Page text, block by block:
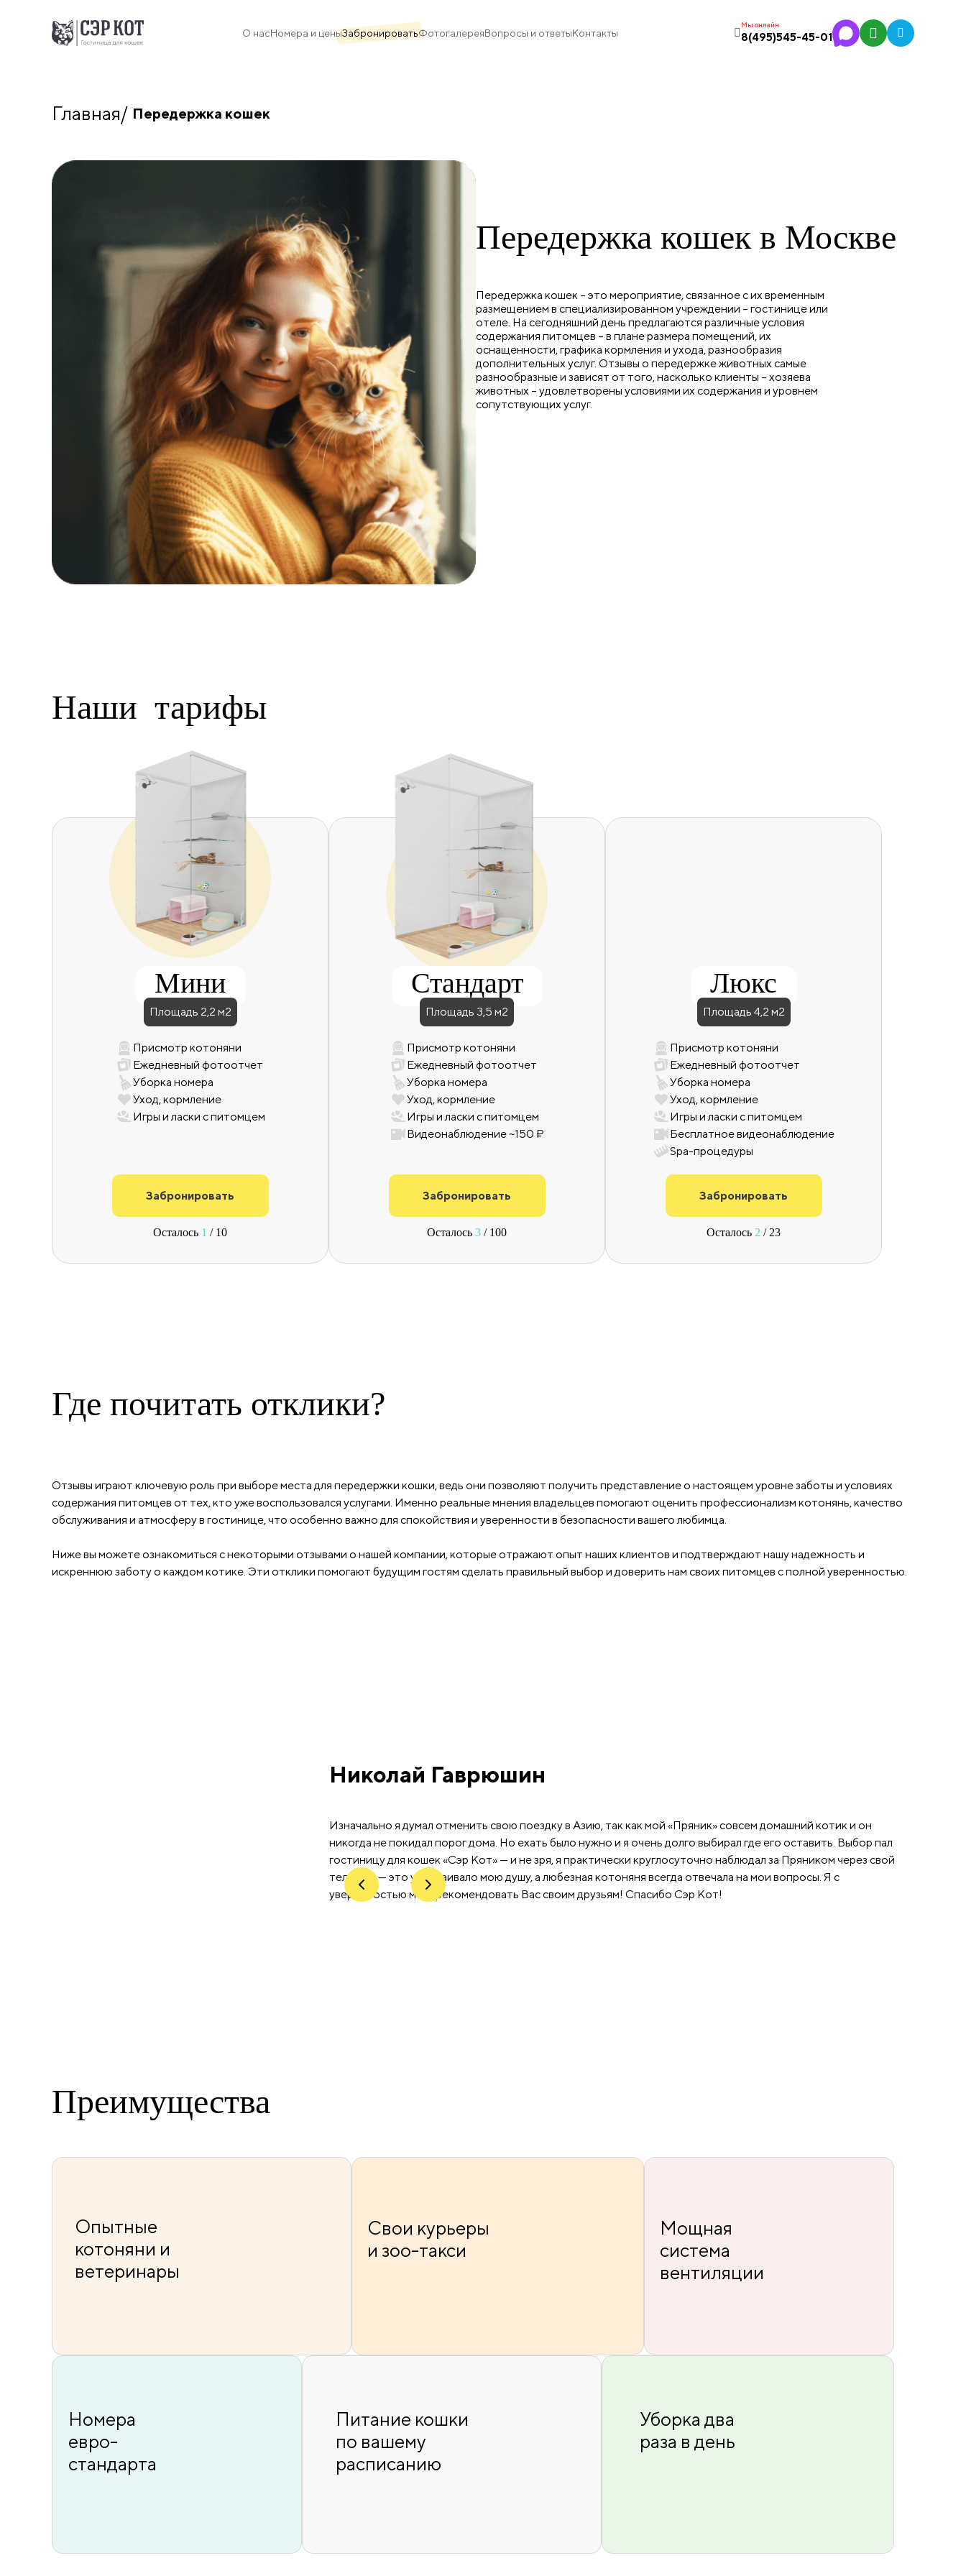
О насНомера и ценыЗабронироватьФотогалереяВопросы и ответыКонтакты
Мы онлайн
8(495)545-45-01
Главная Передержка кошек
Передержка кошек в Москве
Передержка кошек – это мероприятие, связанное с их временным
размещением в специализированном учреждении – гостинице или
отеле. На сегодняшний день предлагаются различные условия
содержания питомцев – в плане размера помещений, их
оснащенности, графика кормления и ухода, разнообразия
дополнительных услуг. Отзывы о передержке животных самые
разнообразные и зависят от того, насколько клиенты – хозяева
животных – удовлетворены условиями их содержания и уровнем
сопутствующих услуг.
Наши тарифы
Мини
Площадь 2,2 м2
Присмотр котоняни
Ежедневный фотоотчет
Уборка номера
Уход, кормление
Игры и ласки с питомцем
Забронировать
Осталось 1 / 10
Стандарт
Площадь 3,5 м2
Присмотр котоняни
Ежедневный фотоотчет
Уборка номера
Уход, кормление
Игры и ласки с питомцем
Видеонаблюдение ~150 ₽
Забронировать
Осталось 3 / 100
Люкс
Площадь 4,2 м2
Присмотр котоняни
Ежедневный фотоотчет
Уборка номера
Уход, кормление
Игры и ласки с питомцем
Бесплатное видеонаблюдение
Spa-процедуры
Забронировать
Осталось 2 / 23
Где почитать отклики?
Отзывы играют ключевую роль при выборе места для передержки кошки, ведь они позволяют получить представление о настоящем уровне заботы и условиях
содержания питомцев от тех, кто уже воспользовался услугами. Именно реальные мнения владельцев помогают оценить профессионализм котонянь, качество
обслуживания и атмосферу в гостинице, что особенно важно для спокойствия и уверенности в безопасности вашего любимца.
Ниже вы можете ознакомиться с некоторыми отзывами о нашей компании, которые отражают опыт наших клиентов и подтверждают нашу надежность и
искреннюю заботу о каждом котике. Эти отклики помогают будущим гостям сделать правильный выбор и доверить нам своих питомцев с полной уверенностью.
Николай Гаврюшин
Изначально я думал отменить свою поездку в Азию, так как мой «Пряник» совсем домашний котик и он
никогда не покидал порог дома. Но ехать было нужно и я очень долго выбирал где его оставить. Выбор пал
гостиницу для кошек «Сэр Кот» — и не зря, я практически круглосуточно наблюдал за Пряником через свой
телефон — это успокаивало мою душу, а любезная котоняня всегда отвечала на мои вопросы. Я с
уверенностью могу рекомендовать Вас своим друзьям! Спасибо Сэр Кот!
Преимущества
Опытные
котоняни и
ветеринары
Свои курьеры
и зоо-такси
Мощная
система
вентиляции
Номера
евро-
стандарта
Питание кошки
по вашему
расписанию
Уборка два
раза в день